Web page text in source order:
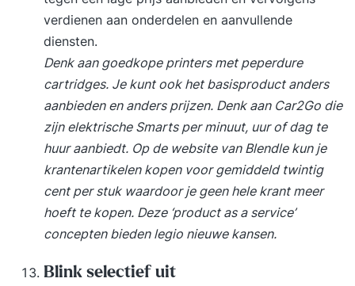
verdienen aan onderdelen en aanvullende
diensten.
Denk aan goedkope printers met peperdure
cartridges. Je kunt ook het basisproduct anders
aanbieden en anders prijzen. Denk aan Car2Go die
zijn elektrische Smarts per minuut, uur of dag te
huur aanbiedt. Op de website van Blendle kun je
krantenartikelen kopen voor gemiddeld twintig
cent per stuk waardoor je geen hele krant meer
hoeft te kopen. Deze ‘product as a service’
concepten bieden legio nieuwe kansen.
Blink selectief uit